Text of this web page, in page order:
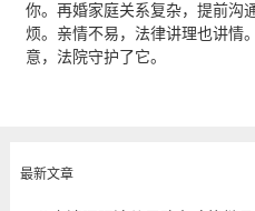
你。再婚家庭关系复杂，提前沟
烦。亲情不易，法律讲理也讲情
意，法院守护了它。
最新文章